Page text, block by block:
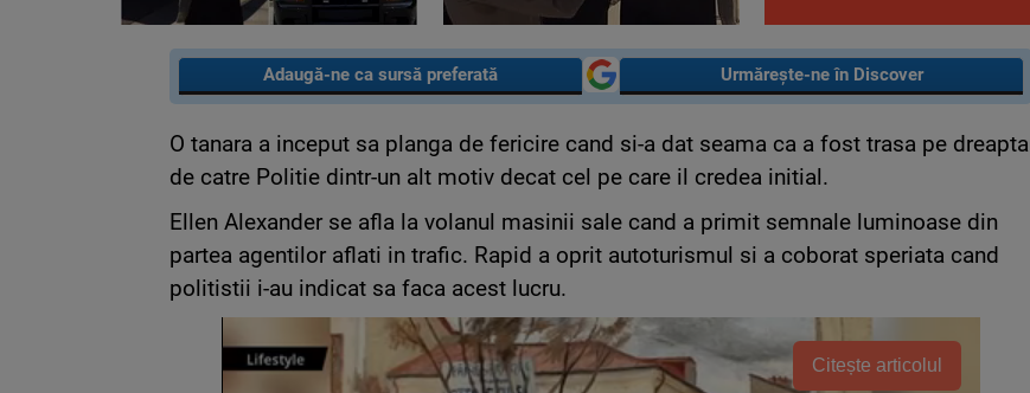
Adaugă-ne ca sursă preferată Urmărește-ne în Discover
O tanara a inceput sa planga de fericire cand si-a dat seama ca a fost trasa pe dreapta
de catre Politie dintr-un alt motiv decat cel pe care il credea initial.
Ellen Alexander se afla la volanul masinii sale cand a primit semnale luminoase din
partea agentilor aflati in trafic. Rapid a oprit autoturismul si a coborat speriata cand
politistii i-au indicat sa faca acest lucru.
Citește articolul